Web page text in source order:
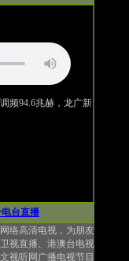
频94.6兆赫，龙广新
台直播
络高清电视，为朋友
视直播、港澳台电视
视听网广播电视节目